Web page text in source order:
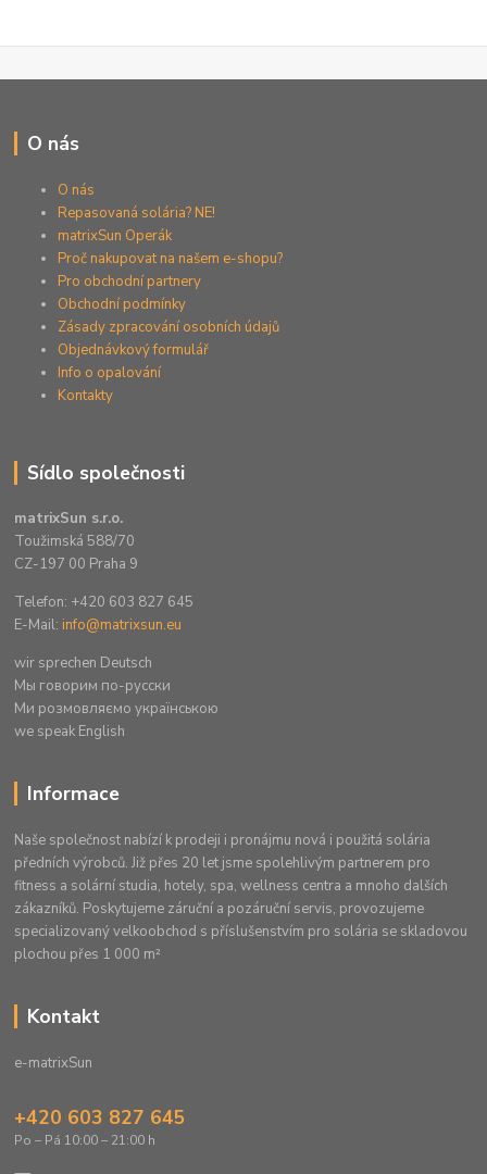
O nás
O nás
Repasovaná solária? NE!
matrixSun Operák
Proč nakupovat na našem e-shopu?
Pro obchodní partnery
Obchodní podmínky
Zásady zpracování osobních údajů
Objednávkový formulář
Info o opalování
Kontakty
Sídlo společnosti
matrixSun s.r.o.
Toužimská 588/70
CZ-197 00 Praha 9
Telefon: +420 603 827 645
E-Mail: info@matrixsun.eu
wir sprechen Deutsch
Mы говорим по-русски
Ми розмовляємо українською
we speak English
Informace
Naše společnost nabízí k prodeji i pronájmu nová i použitá solária
předních výrobců. Již přes 20 let jsme spolehlivým partnerem pro
fitness a solární studia, hotely, spa, wellness centra a mnoho dalších
zákazníků. Poskytujeme záruční a pozáruční servis, provozujeme
specializovaný velkoobchod s příslušenstvím pro solária se skladovou
plochou přes 1 000 m²
Kontakt
e-matrixSun
+420 603 827 645
Po – Pá 10:00 – 21:00 h